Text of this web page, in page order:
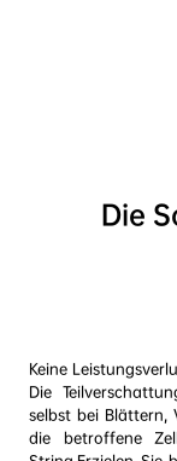
Die
Keine
Die
selbst bei Blättern,
die betroffene